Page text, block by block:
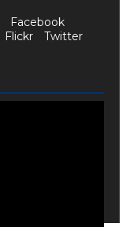
Facebook
Flickr Twitter